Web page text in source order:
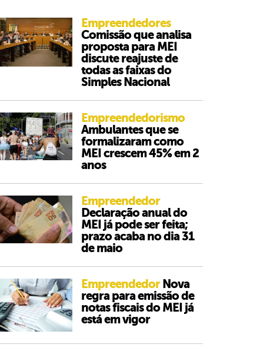
Empreendedores
Comissão que analisa
proposta para MEI
discute reajuste de
todas as faixas do
Simples Nacional
Empreendedorismo
Ambulantes que se
formalizaram como
MEI crescem 45% em 2
anos
Empreendedor
Declaração anual do
MEI já pode ser feita;
prazo acaba no dia 31
de maio
Empreendedor Nova
regra para emissão de
notas fiscais do MEI já
está em vigor